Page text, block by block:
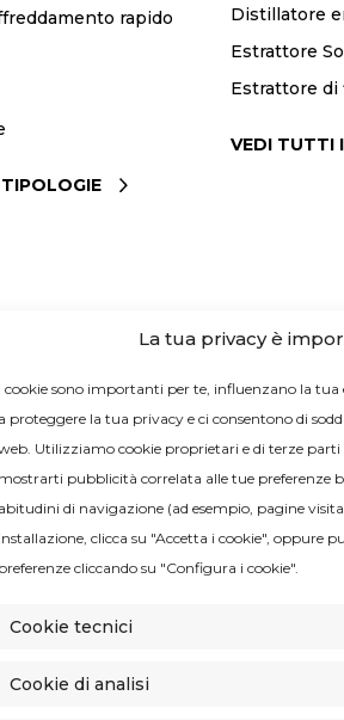
La tua privacy è
I cookie sono importanti per te, influenzano la
a proteggere la tua privacy e ci consentono di
Utilizziamo cookie proprietari e di terze parti
mostrarti pubblicità correlata alle tue preferenze
abitudini di navigazione (ad esempio, pagine
installazione, clicca su "Accetta i cookie", oppure
preferenze cliccando su "Configura i cookie".
Cookie tecnici
Cookie di analisi
rapido
Distillatore
Estrattore
Estrattore di
VEDI TUTTI